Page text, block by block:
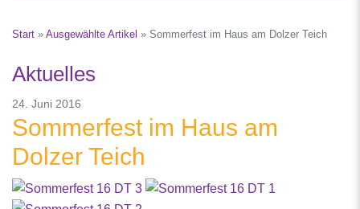
Start » Ausgewählte Artikel » Sommerfest im Haus am Dolzer Teich
Aktuelles
24. Juni 2016
Sommerfest im Haus am
Dolzer Teich